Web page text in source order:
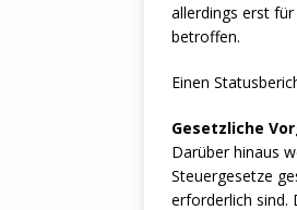
allerdings erst
betroffen.
Einen
Gesetzliche
Darüber hinaus
Steuergesetze
erforderlich sind.